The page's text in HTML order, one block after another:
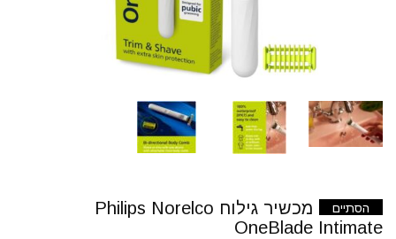
הסתיים
מכשיר גילוח Philips Norelco
OneBlade Intimate